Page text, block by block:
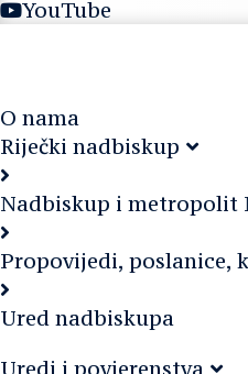
YouTube
O nama
Riječki nadbiskup
Nadbiskup i metropolit
Propovijedi, poslanice,
Ured nadbiskupa
Uredi i povjerenstva